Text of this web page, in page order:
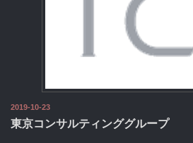
2019-10-23
東京コンサルティンググループ